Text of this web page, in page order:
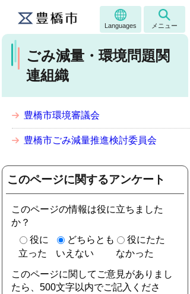
Languages メニュー
ごみ減量・環境問題関
連組織
豊橋市環境審議会
豊橋市ごみ減量推進検討委員会
このページに関するアンケート
このページの情報は役に立ちました
か？
役に
立った
どちらとも
いえない
役にたた
なかった
このページに関してご意見がありまし
たら、500文字以内でご記入くださ